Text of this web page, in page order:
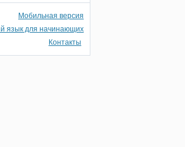
Мобильная версия
язык для начинающих
Контакты